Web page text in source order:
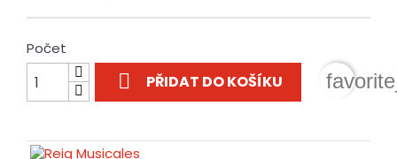
Počet
 PŘIDAT DO KOŠÍKU